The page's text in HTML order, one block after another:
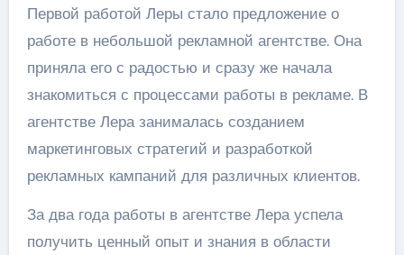
Первой работой Леры стало предложение о
работе в небольшой рекламной агентстве. Она
приняла его с радостью и сразу же начала
знакомиться с процессами работы в рекламе. В
агентстве Лера занималась созданием
маркетинговых стратегий и разработкой
рекламных кампаний для различных клиентов.
За два года работы в агентстве Лера успела
получить ценный опыт и знания в области